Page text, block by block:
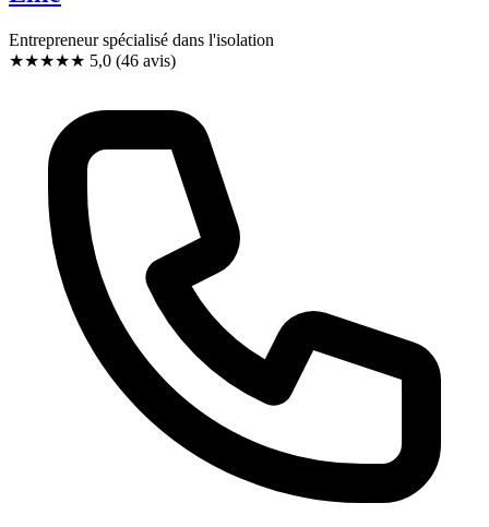
Entrepreneur spécialisé dans l'isolation
★★★★★ 5,0 (46 avis)